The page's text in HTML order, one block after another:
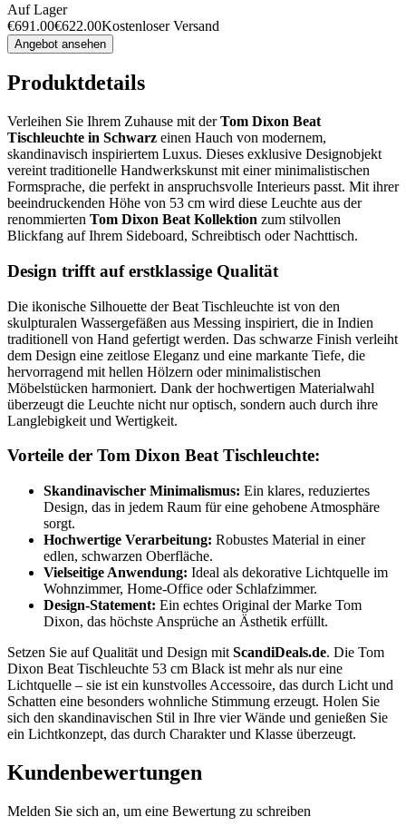
Auf Lager
€691.00€622.00Kostenloser Versand
Angebot ansehen
Produktdetails
Verleihen Sie Ihrem Zuhause mit derTom Dixon Beat
Tischleuchte in Schwarz einen Hauch von modernem,
skandinavisch inspiriertem Luxus. Dieses exklusive Designobjekt
vereint traditionelle Handwerkskunst mit einer minimalistischen
Formsprache, die perfekt in anspruchsvolle Interieurs passt. Mit ihrer
beeindruckenden Höhe von 53 cm wird diese Leuchte aus der
renommierten Tom Dixon Beat Kollektion zum stilvollen
Blickfang auf Ihrem Sideboard, Schreibtisch oder Nachttisch.
Design trifft auf erstklassige Qualität
Die ikonische Silhouette der Beat Tischleuchte ist von den
skulpturalen Wassergefäßen aus Messing inspiriert, die in Indien
traditionell von Hand gefertigt werden. Das schwarze Finish verleiht
dem Design eine zeitlose Eleganz und eine markante Tiefe, die
hervorragend mit hellen Hölzern oder minimalistischen
Möbelstücken harmoniert. Dank der hochwertigen Materialwahl
überzeugt die Leuchte nicht nur optisch, sondern auch durch ihre
Langlebigkeit und Wertigkeit.
Vorteile der Tom Dixon Beat Tischleuchte:
Skandinavischer Minimalismus: Ein klares, reduziertes
Design, das in jedem Raum für eine gehobene Atmosphäre
sorgt.
Hochwertige Verarbeitung: Robustes Material in einer
edlen, schwarzen Oberfläche.
Vielseitige Anwendung: Ideal als dekorative Lichtquelle im
Wohnzimmer, Home-Office oder Schlafzimmer.
Design-Statement: Ein echtes Original der Marke Tom
Dixon, das höchste Ansprüche an Ästhetik erfüllt.
Setzen Sie auf Qualität und Design mit ScandiDeals.de. Die Tom
Dixon Beat Tischleuchte 53 cm Black ist mehr als nur eine
Lichtquelle – sie ist ein kunstvolles Accessoire, das durch Licht und
Schatten eine besonders wohnliche Stimmung erzeugt. Holen Sie
sich den skandinavischen Stil in Ihre vier Wände und genießen Sie
ein Lichtkonzept, das durch Charakter und Klasse überzeugt.
Kundenbewertungen
Melden Sie sich an, um eine Bewertung zu schreiben